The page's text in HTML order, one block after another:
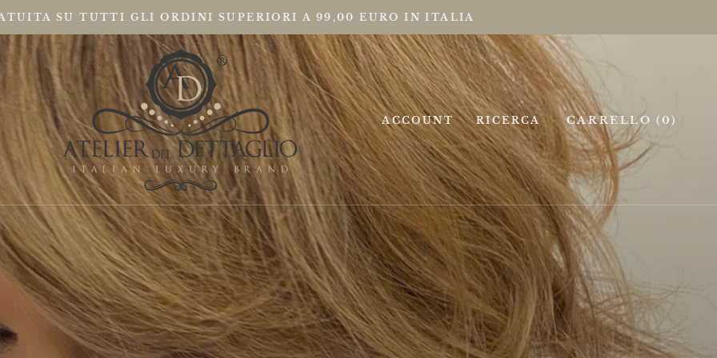
SU TUTTI GLI ORDINI SUPERIORI A 99,00 EURO IN ITALIA
ACCOUNT RICERCA CARRELLO (0)